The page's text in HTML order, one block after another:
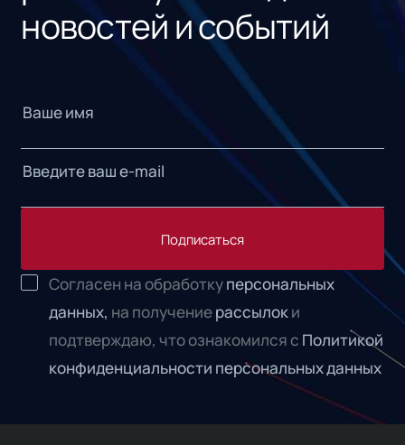
новостей и событий
Подписаться
Согласен на обработкуперсональных
данных, на получениерассылоки
подтверждаю, что ознакомился с Политикой
конфиденциальности персональных данных